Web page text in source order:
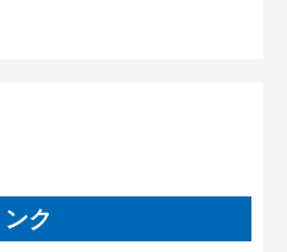
ク